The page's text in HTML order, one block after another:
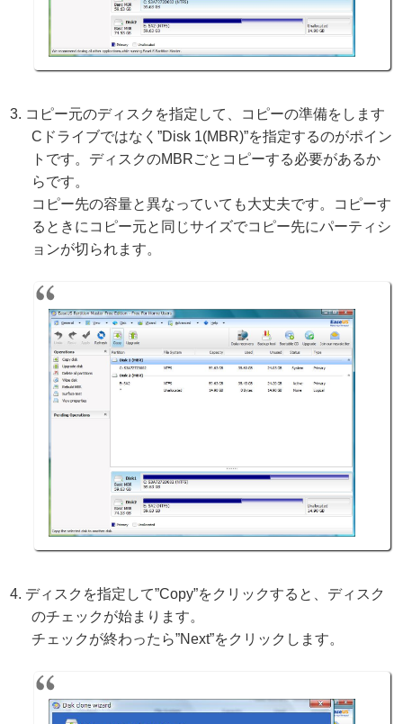
コピー元のディスクを指定して、コピーの準備をします
Cドライブではなく”Disk 1(MBR)”を指定するのがポイン
トです。ディスクのMBRごとコピーする必要があるか
らです。
コピー先の容量と異なっていても大丈夫です。コピーす
るときにコピー元と同じサイズでコピー先にパーティシ
ョンが切られます。
ディスクを指定して”Copy”をクリックすると、ディスク
のチェックが始まります。
チェックが終わったら”Next”をクリックします。